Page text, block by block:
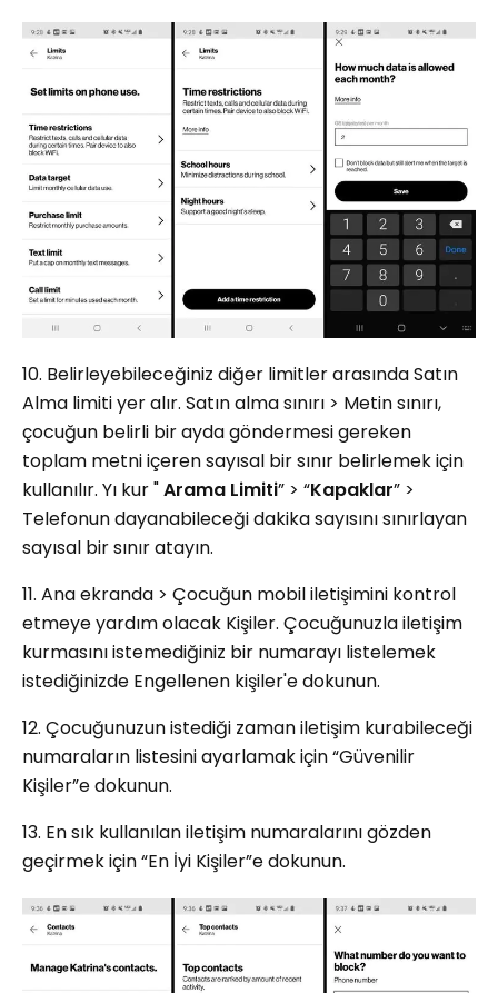
10. Belirleyebileceğiniz diğer limitler arasında Satın
Alma limiti yer alır. Satın alma sınırı > Metin sınırı,
çocuğun belirli bir ayda göndermesi gereken
toplam metni içeren sayısal bir sınır belirlemek için
kullanılır. Yı kur "Arama Limiti” > “Kapaklar” >
Telefonun dayanabileceği dakika sayısını sınırlayan
sayısal bir sınır atayın.
11. Ana ekranda > Çocuğun mobil iletişimini kontrol
etmeye yardım olacak Kişiler. Çocuğunuzla iletişim
kurmasını istemediğiniz bir numarayı listelemek
istediğinizde Engellenen kişiler'e dokunun.
12. Çocuğunuzun istediği zaman iletişim kurabileceği
numaraların listesini ayarlamak için “Güvenilir
Kişiler”e dokunun.
13. En sık kullanılan iletişim numaralarını gözden
geçirmek için “En İyi Kişiler”e dokunun.